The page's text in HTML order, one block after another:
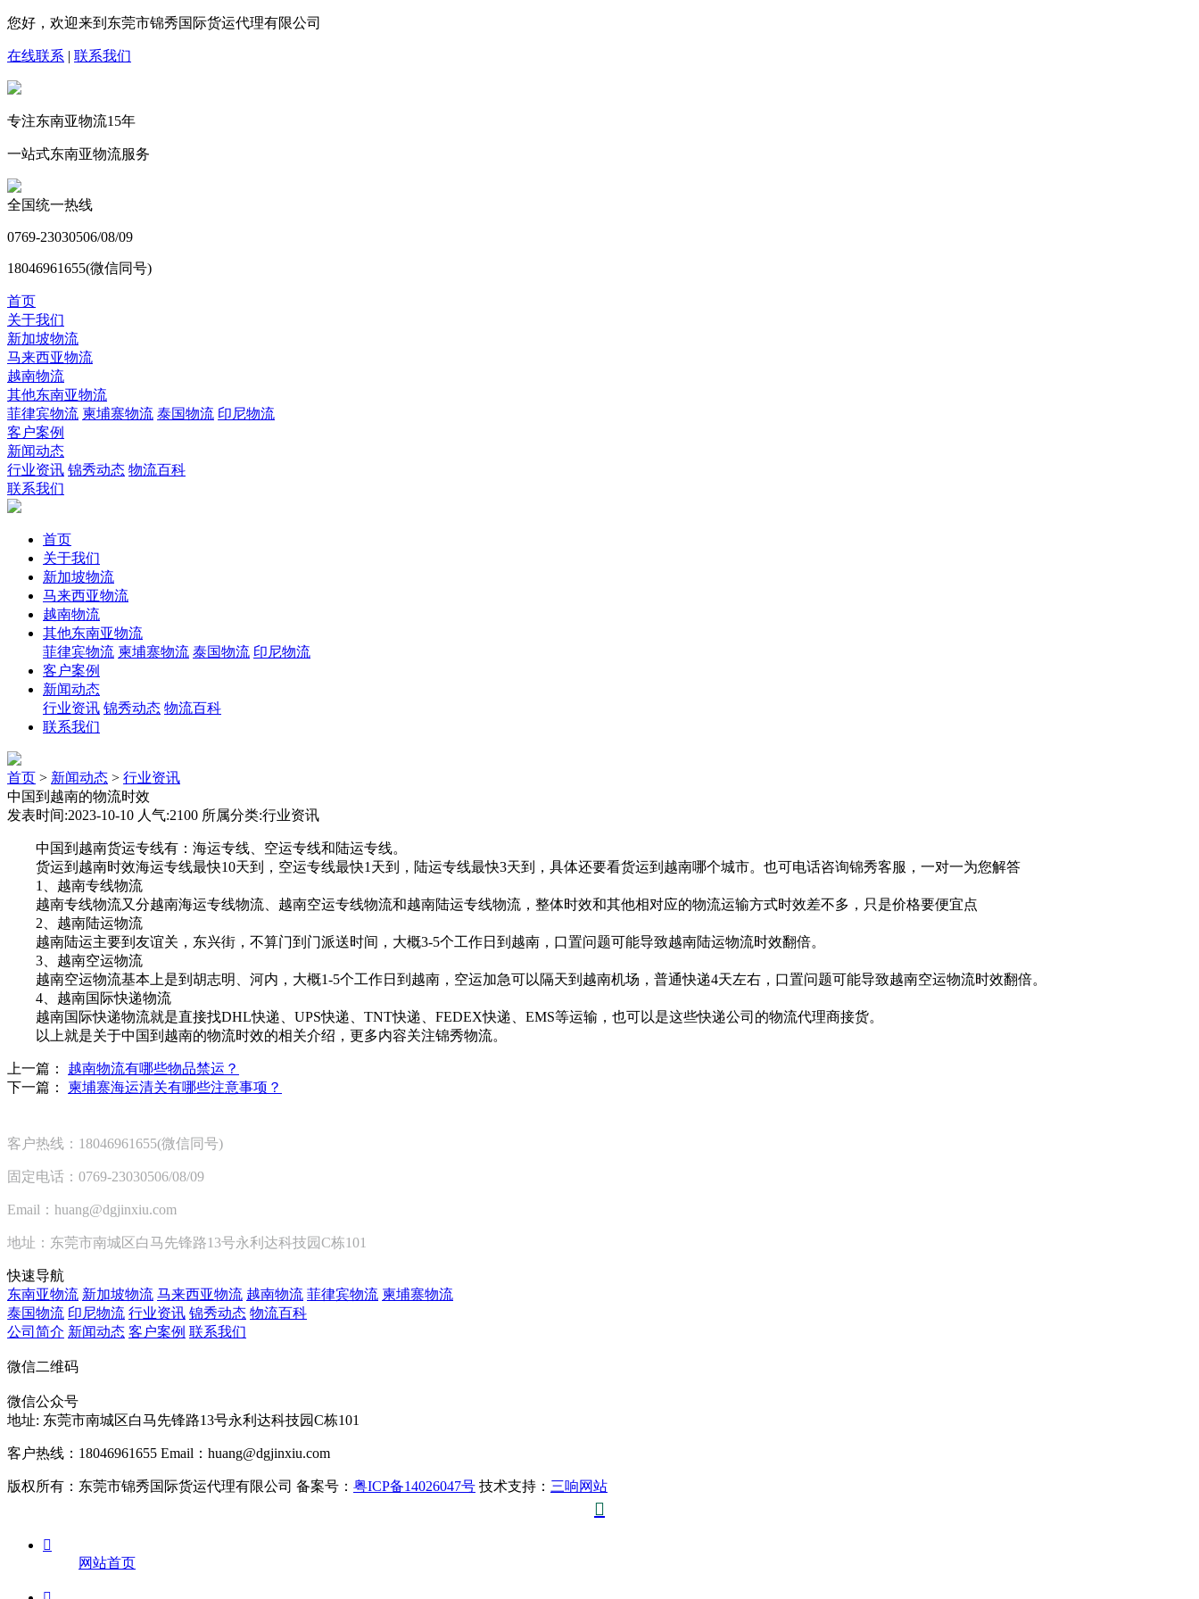
您好，欢迎来到东莞市锦秀国际货运代理有限公司
在线联系 | 联系我们
专注东南亚物流15年
一站式东南亚物流服务
全国统一热线
0769-23030506/08/09
18046961655(微信同号)
首页
关于我们
新加坡物流
马来西亚物流
越南物流
其他东南亚物流
菲律宾物流 柬埔寨物流 泰国物流 印尼物流
客户案例
新闻动态
行业资讯 锦秀动态 物流百科
联系我们
首页
关于我们
新加坡物流
马来西亚物流
越南物流
其他东南亚物流
菲律宾物流 柬埔寨物流 泰国物流 印尼物流
客户案例
新闻动态
行业资讯 锦秀动态 物流百科
联系我们
首页 > 新闻动态 > 行业资讯
中国到越南的物流时效
发表时间:2023-10-10 人气:2100 所属分类:行业资讯
中国到越南货运专线有：海运专线、空运专线和陆运专线。
货运到越南时效海运专线最快10天到，空运专线最快1天到，陆运专线最快3天到，具体还要看货运到越南哪个城市。也可电话咨询锦秀客服，一对一为您解答
1、越南专线物流
越南专线物流又分越南海运专线物流、越南空运专线物流和越南陆运专线物流，整体时效和其他相对应的物流运输方式时效差不多，只是价格要便宜点
2、越南陆运物流
越南陆运主要到友谊关，东兴街，不算门到门派送时间，大概3-5个工作日到越南，口置问题可能导致越南陆运物流时效翻倍。
3、越南空运物流
越南空运物流基本上是到胡志明、河内，大概1-5个工作日到越南，空运加急可以隔天到越南机场，普通快递4天左右，口置问题可能导致越南空运物流时效翻倍。
4、越南国际快递物流
越南国际快递物流就是直接找DHL快递、UPS快递、TNT快递、FEDEX快递、EMS等运输，也可以是这些快递公司的物流代理商接货。
以上就是关于中国到越南的物流时效的相关介绍，更多内容关注锦秀物流。
上一篇： 越南物流有哪些物品禁运？
下一篇： 柬埔寨海运清关有哪些注意事项？
客户热线：18046961655(微信同号)
固定电话：0769-23030506/08/09
Email：huang@dgjinxiu.com
地址：东莞市南城区白马先锋路13号永利达科技园C栋101
快速导航
东南亚物流 新加坡物流 马来西亚物流 越南物流 菲律宾物流 柬埔寨物流
泰国物流 印尼物流 行业资讯 锦秀动态 物流百科
公司简介 新闻动态 客户案例 联系我们
微信二维码
微信公众号
地址: 东莞市南城区白马先锋路13号永利达科技园C栋101
客户热线：18046961655 Email：huang@dgjinxiu.com
版权所有：东莞市锦秀国际货运代理有限公司 备案号： 粤ICP备14026047号 技术支持： 三响网站


网站首页